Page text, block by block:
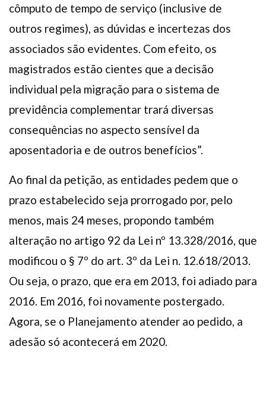
cômputo de tempo de serviço (inclusive de
outros regimes), as dúvidas e incertezas dos
associados são evidentes. Com efeito, os
magistrados estão cientes que a decisão
individual pela migração para o sistema de
previdência complementar trará diversas
consequências no aspecto sensível da
aposentadoria e de outros benefícios”.
Ao final da petição, as entidades pedem que o
prazo estabelecido seja prorrogado por, pelo
menos, mais 24 meses, propondo também
alteração no artigo 92 da Lei nº 13.328/2016, que
modificou o § 7º do art. 3º da Lei n. 12.618/2013.
Ou seja, o prazo, que era em 2013, foi adiado para
2016. Em 2016, foi novamente postergado.
Agora, se o Planejamento atender ao pedido, a
adesão só acontecerá em 2020.